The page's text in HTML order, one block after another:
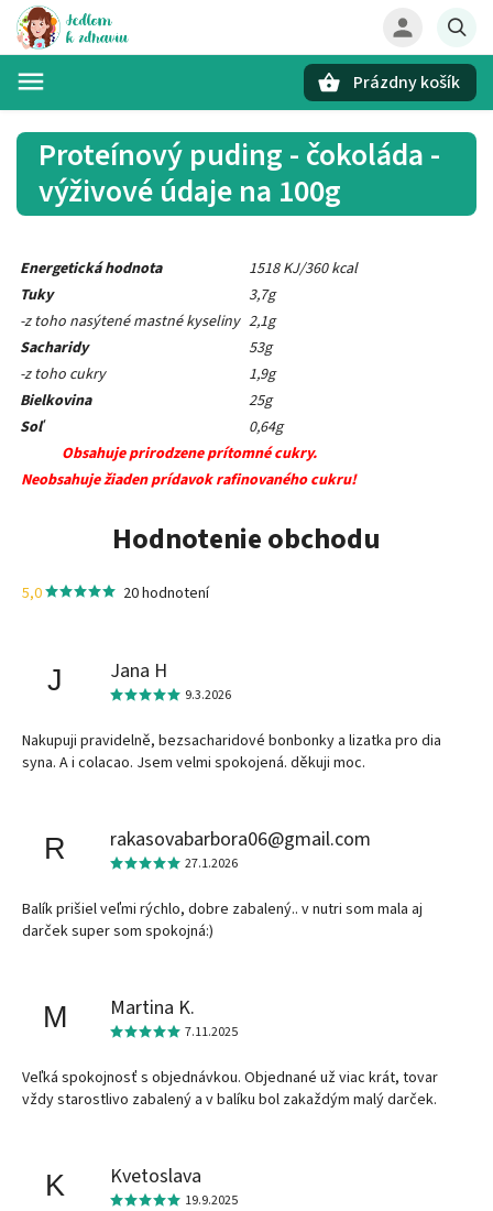
Prázdny košík
Proteínový puding - čokoláda -
výživové údaje na 100g
Energetická hodnota
1518 KJ/360 kcal
Tuky
3,7g
-z toho nasýtené mastné kyseliny 2,1g
Sacharidy
53g
-z toho cukry
1,9g
Bielkovina
25g
Soľ
0,64g
Obsahuje prirodzene prítomné cukry.
Neobsahuje žiaden prídavok rafinovaného cukru!
Hodnotenie obchodu
5,0 20 hodnotení
J Jana H
9.3.2026
Nakupuji pravidelně, bezsacharidové bonbonky a lizatka pro dia
syna. A i colacao. Jsem velmi spokojená. děkuji moc.
R rakasovabarbora06@gmail.com
27.1.2026
Balík prišiel veľmi rýchlo, dobre zabalený.. v nutri som mala aj
darček super som spokojná:)
M Martina K.
7.11.2025
Veľká spokojnosť s objednávkou. Objednané už viac krát, tovar
vždy starostlivo zabalený a v balíku bol zakaždým malý darček.
K Kvetoslava
19.9.2025